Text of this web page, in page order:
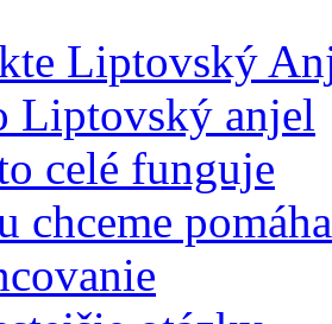
Liptovský
Liptovský anjel
celé funguje
chceme